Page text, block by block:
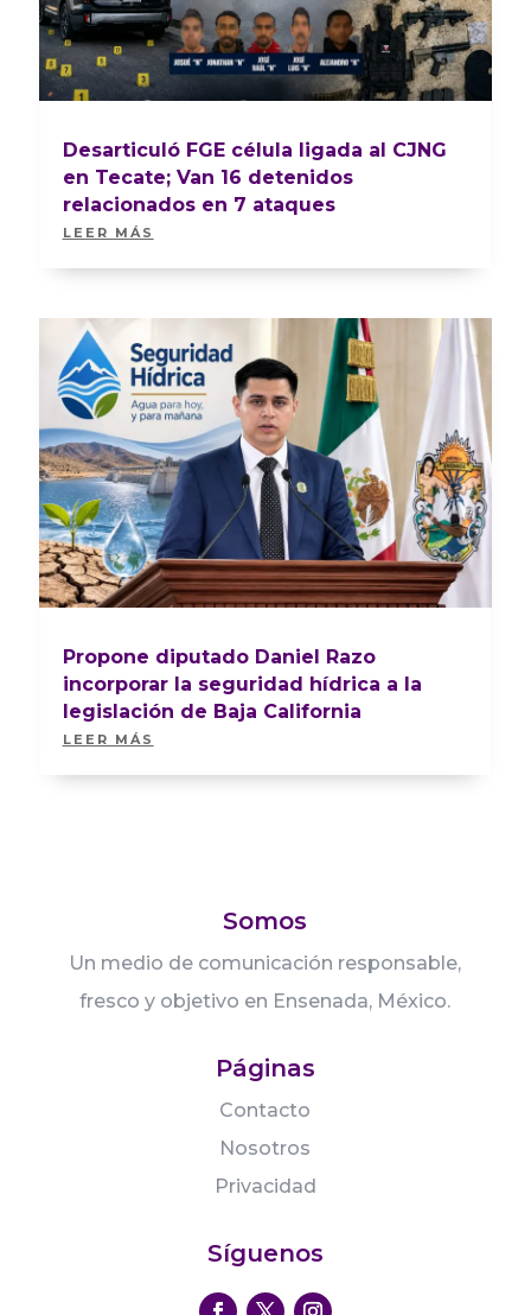
Desarticuló FGE célula ligada al CJNG
en Tecate; Van 16 detenidos
relacionados en 7 ataques
LEER MÁS
Propone diputado Daniel Razo
incorporar la seguridad hídrica a la
legislación de Baja California
LEER MÁS
Somos
Un medio de comunicación responsable,
fresco y objetivo en Ensenada, México.
Páginas
Contacto
Nosotros
Privacidad
Síguenos